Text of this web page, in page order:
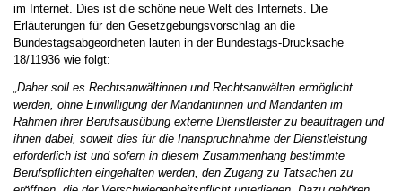
im Internet. Dies ist die schöne neue Welt des Internets. Die
Erläuterungen für den Gesetzgebungsvorschlag an die
Bundestagsabgeordneten lauten in der Bundestags-Drucksache
18/11936 wie folgt:
„Daher soll es Rechtsanwältinnen und Rechtsanwälten ermöglicht
werden, ohne Einwilligung der Mandantinnen und Mandanten im
Rahmen ihrer Berufsausübung externe Dienstleister zu beauftragen und
ihnen dabei, soweit dies für die Inanspruchnahme der Dienstleistung
erforderlich ist und sofern in diesem Zusammenhang bestimmte
Berufspflichten eingehalten werden, den Zugang zu Tatsachen zu